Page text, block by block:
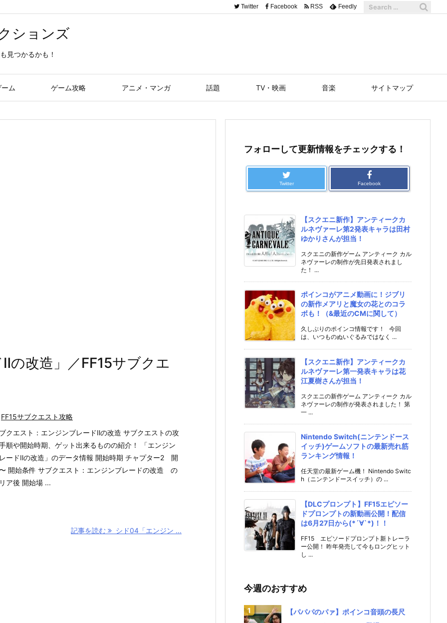
ションズ
見つかるかも！
ム ゲーム攻略 アニメ・マンガ 話題 TV・映画 音楽 サイトマップ
Twitter Facebook RSS Feedly
の改造」／FF15サブクエ
FF15サブクエスト攻略
クエスト：エンジンブレードⅡの改造 サブクエストの攻
順や開始時期、ゲット出来るものの紹介！ 「エンジン
ードⅡの改造」のデータ情報 開始時期 チャプター2 開
開始条件 サブクエスト：エンジンブレードの改造 の
ア後 開始場 ...
記事を読む シド04「エンジン ...
フォローして更新情報をチェックする！
Twitter Facebook
【スクエニ新作】アンティークカ
ルネヴァーレ第2発表キャラは田村
ゆかりさんが担当！
スクエニの新作ゲーム アンティーク カル
ネヴァーレの制作が先日発表されまし
た！ ...
ポインコがアニメ動画に！ジブリ
の新作メアリと魔女の花とのコラ
ボも！（&最近のCMに関して）
久しぶりのポインコ情報です！ 今回
は、いつものぬいぐるみではなく ...
【スクエニ新作】アンティークカ
ルネヴァーレ第一発表キャラは花
江夏樹さんが担当！
スクエニの新作ゲーム アンティーク カル
ネヴァーレの制作が発表されました！ 第
一 ...
Nintendo Switch(ニンテンドース
イッチ)ゲームソフトの最新売れ筋
ランキング情報！
任天堂の最新ゲーム機！ Nintendo Switc
h（ニンテンドースイッチ）の ...
【DLCプロンプト】FF15エピソー
ドプロンプトの新動画公開！配信
は6月27日から(*´∀`*)！！
FF15 エピソードプロンプト新トレーラ
ー公開！ 昨年発売して今もロングヒット
し ...
今週のおすすめ
【パパパのパァ】ポインコ音頭の長尺